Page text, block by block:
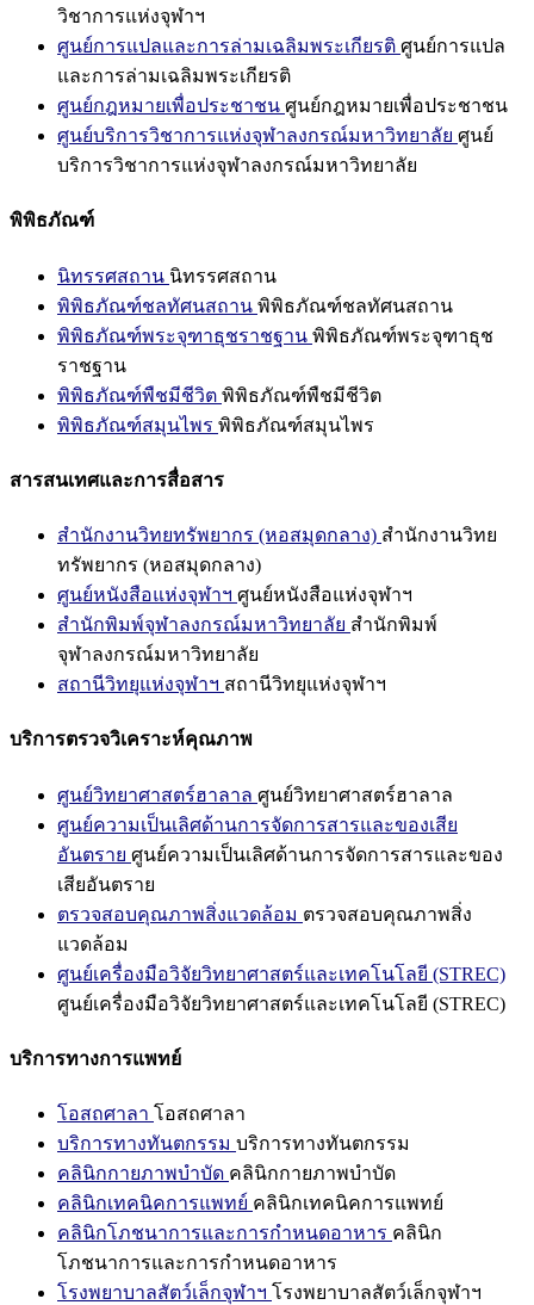
วิชาการแห่งจุฬาฯ
ศูนย์การแปลและการล่ามเฉลิมพระเกียรติ ศูนย์การแปล
และการล่ามเฉลิมพระเกียรติ
ศูนย์กฎหมายเพื่อประชาชน ศูนย์กฎหมายเพื่อประชาชน
ศูนย์บริการวิชาการแห่งจุฬาลงกรณ์มหาวิทยาลัย ศูนย์
บริการวิชาการแห่งจุฬาลงกรณ์มหาวิทยาลัย
พิพิธภัณฑ์
นิทรรศสถาน นิทรรศสถาน
พิพิธภัณฑ์ชลทัศนสถาน พิพิธภัณฑ์ชลทัศนสถาน
พิพิธภัณฑ์พระจุฑาธุชราชฐาน พิพิธภัณฑ์พระจุฑาธุช
ราชฐาน
พิพิธภัณฑ์พืชมีชีวิต พิพิธภัณฑ์พืชมีชีวิต
พิพิธภัณฑ์สมุนไพร พิพิธภัณฑ์สมุนไพร
สารสนเทศและการสื่อสาร
สำนักงานวิทยทรัพยากร (หอสมุดกลาง) สำนักงานวิทย
ทรัพยากร (หอสมุดกลาง)
ศูนย์หนังสือแห่งจุฬาฯ ศูนย์หนังสือแห่งจุฬาฯ
สำนักพิมพ์จุฬาลงกรณ์มหาวิทยาลัย สำนักพิมพ์
จุฬาลงกรณ์มหาวิทยาลัย
สถานีวิทยุแห่งจุฬาฯ สถานีวิทยุแห่งจุฬาฯ
บริการตรวจวิเคราะห์คุณภาพ
ศูนย์วิทยาศาสตร์ฮาลาล ศูนย์วิทยาศาสตร์ฮาลาล
ศูนย์ความเป็นเลิศด้านการจัดการสารและของเสีย
อันตราย ศูนย์ความเป็นเลิศด้านการจัดการสารและของ
เสียอันตราย
ตรวจสอบคุณภาพสิ่งแวดล้อม ตรวจสอบคุณภาพสิ่ง
แวดล้อม
ศูนย์เครื่องมือวิจัยวิทยาศาสตร์และเทคโนโลยี (STREC)
ศูนย์เครื่องมือวิจัยวิทยาศาสตร์และเทคโนโลยี (STREC)
บริการทางการแพทย์
โอสถศาลา โอสถศาลา
บริการทางทันตกรรม บริการทางทันตกรรม
คลินิกกายภาพบำบัด คลินิกกายภาพบำบัด
คลินิกเทคนิคการแพทย์ คลินิกเทคนิคการแพทย์
คลินิกโภชนาการและการกำหนดอาหาร คลินิก
โภชนาการและการกำหนดอาหาร
โรงพยาบาลสัตว์เล็กจุฬาฯ โรงพยาบาลสัตว์เล็กจุฬาฯ